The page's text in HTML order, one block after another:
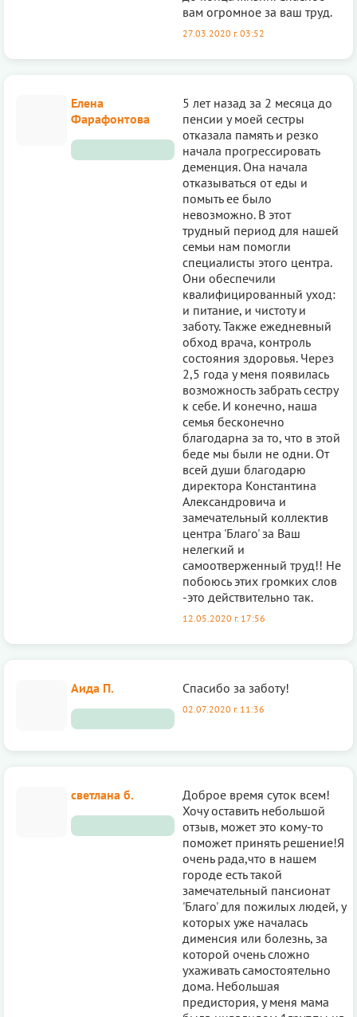
вам огромное за ваш труд.
27.03.2020 г. 03:52
Елена
Фарафонтова
5 лет назад за 2 месяца до
пенсии у моей сестры
отказала память и резко
начала прогрессировать
деменция. Она начала
отказываться от еды и
помыть ее было
невозможно. В этот
трудный период для нашей
семьи нам помогли
специалисты этого центра.
Они обеспечили
квалифицированный уход:
и питание, и чистоту и
заботу. Также ежедневный
обход врача, контроль
состояния здоровья. Через
2,5 года у меня появилась
возможность забрать сестру
к себе. И конечно, наша
семья бесконечно
благодарна за то, что в этой
беде мы были не одни. От
всей души благодарю
директора Константина
Александровича и
замечательный коллектив
центра 'Благо' за Ваш
нелегкий и
самоотверженный труд!! Не
побоюсь этих громких слов
-это действительно так.
12.05.2020 г. 17:56
Аида П. Спасибо за заботу!
02.07.2020 г. 11:36
светлана б.
Доброе время суток всем!
Хочу оставить небольшой
отзыв, может это кому-то
поможет принять решение!Я
очень рада,что в нашем
городе есть такой
замечательный пансионат
'Благо' для пожилых людей, у
которых уже началась
дименсия или болезнь, за
которой очень сложно
ухаживать самостоятельно
дома. Небольшая
предистория, у меня мама